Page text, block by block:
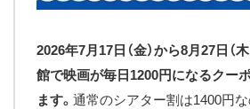
2026年7月17日（金）から8月27日（
館で映画が毎日1200円になるクー
ます。 通常のシアター割は1400円な